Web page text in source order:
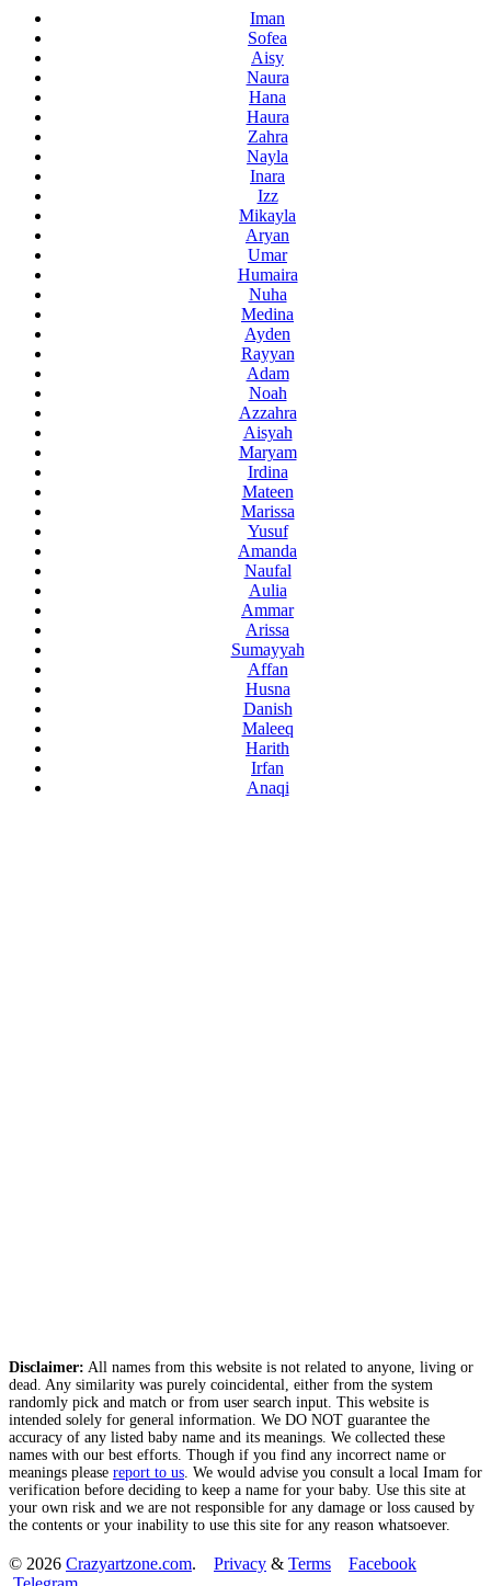
Iman
Sofea
Aisy
Naura
Hana
Haura
Zahra
Nayla
Inara
Izz
Mikayla
Aryan
Umar
Humaira
Nuha
Medina
Ayden
Rayyan
Adam
Noah
Azzahra
Aisyah
Maryam
Irdina
Mateen
Marissa
Yusuf
Amanda
Naufal
Aulia
Ammar
Arissa
Sumayyah
Affan
Husna
Danish
Maleeq
Harith
Irfan
Anaqi
Disclaimer: All names from this website is not related to anyone, living or
dead. Any similarity was purely coincidental, either from the system
randomly pick and match or from user search input. This website is
intended solely for general information. We DO NOT guarantee the
accuracy of any listed baby name and its meanings. We collected these
names with our best efforts. Though if you find any incorrect name or
meanings please report to us . We would advise you consult a local Imam for
verification before deciding to keep a name for your baby. Use this site at
your own risk and we are not responsible for any damage or loss caused by
the contents or your inability to use this site for any reason whatsoever.
© 2026 Crazyartzone.com. Privacy & Terms
Facebook